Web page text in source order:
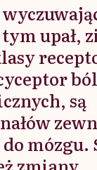
upał,
są
mózgu.